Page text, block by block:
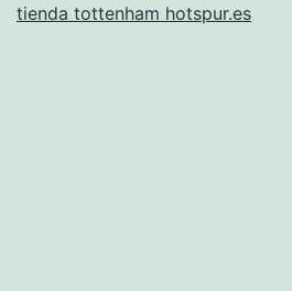
tienda tottenham hotspur.es